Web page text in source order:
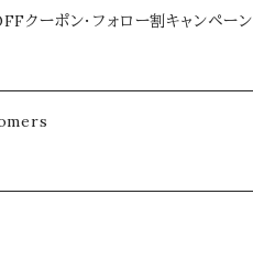
クーポン・フォロー割キャンペーン